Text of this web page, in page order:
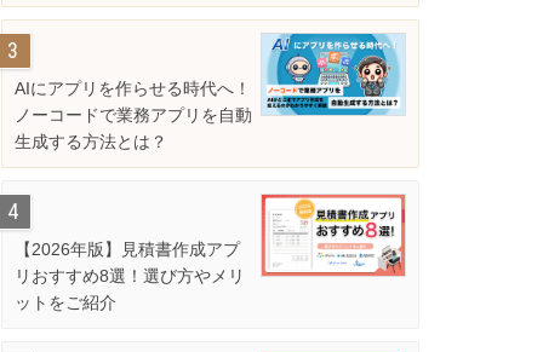
解説
AIにアプリを作らせる時代へ！
ノーコードで業務アプリを自動
生成する方法とは？
【2026年版】見積書作成アプ
リおすすめ8選！選び方やメリ
ットをご紹介